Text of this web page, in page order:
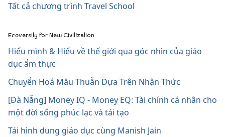
Tất cả chương trình Travel School
Ecoversity for New Civilization
Hiểu mình & Hiểu về thế giới qua góc nhìn của giáo
dục ẩm thực
Chuyển Hoá Mâu Thuẫn Dựa Trên Nhận Thức
[Đà Nẵng] Money IQ - Money EQ: Tài chính cá nhân cho
một đời sống phúc lạc và tái tạo
Tái hình dung giáo dục cùng Manish Jain